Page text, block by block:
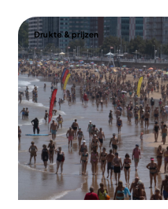
Drukte & prijzen